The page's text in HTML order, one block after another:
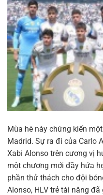
Mùa hè này chứng kiến
Madrid. Sự ra đi của Carlo
Xabi Alonso trên cương vị
một chương mới đầy hứa
phần thử thách cho đội
Alonso, HLV trẻ tài năng